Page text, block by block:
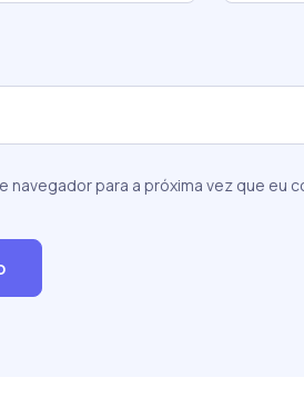
navegador para a próxima vez que eu